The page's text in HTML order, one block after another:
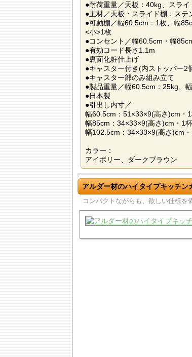
●耐荷重量／天板：40kg、スラ
●主材／天板・スライド棚：ス
●可動棚／幅60.5cm：1枚、幅
<小>1枚
●コンセント／幅60.5cm・幅
●有効コード長さ1.1m
●裏面化粧仕上げ
●キャスター付き(内ストッパー2
●キャスター部のみ組み立て
●製品重量／幅60.5cm：25kg、
●日本製
●引出し内寸／
幅60.5cm：51×33×9(高さ)cm・
幅85cm：34×33×9(高さ)cm・1杯
幅102.5cm：34×33×9(高さ)cm
カラー：
アイボリー、ダークブラウン
アルダー材のハイタイプキッチン
コンパクトながらも、欲しい仕様を